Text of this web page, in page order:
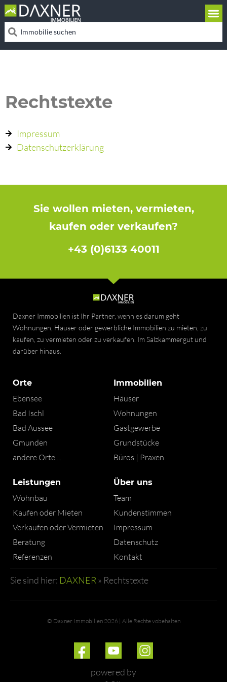
Rechtstexte
Impressum
Datenschutzerklärung
Sie wollen mieten, vermieten,
kaufen oder verkaufen?
+43 (0)6133 40011
Daxner Immobilien ist Ihr Partner, wenn es darum geht
Wohnungen, Häuser oder gewerbliche Immobilien zu mieten, zu
kaufen, zu vermieten oder zu verkaufen. Im Salzkammergut und
darüber hinaus.
Orte
Ebensee
Bad Ischl
Bad Aussee
Gmunden
andere Orte ...
Immobilien
Häuser
Wohnungen
Gastgewerbe
Grundstücke
Büros | Praxen
Leistungen
Wohnbau
Kaufen oder Mieten
Verkaufen oder Vermieten
Beratung
Referenzen
Über uns
Team
Kundenstimmen
Impressum
Datenschutz
Kontakt
Sie sind hier: DAXNER » Rechtstexte
© Daxner Immobilien 2026 | Alle Rechte vobehalten
powered by